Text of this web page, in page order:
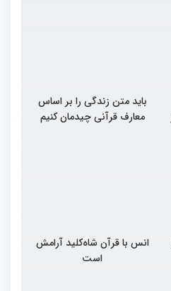
باید متن زندگی را بر اساس
معارف قرآنی چیدمان کنیم
انس با قرآن شاه‌کلید آرامش
است